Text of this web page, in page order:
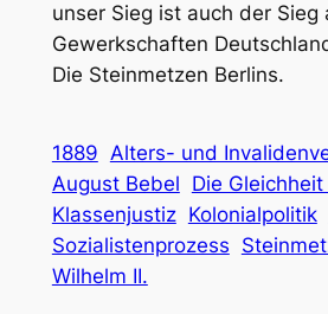
unser Sieg ist auch der Sieg
Gewerkschaften
Die Steinmetzen Berlins.
1889 Alters- und
August Bebel Die Gleichheit
Klassenjustiz Kolonialpolitik
Sozialistenprozess
Wilhelm II.